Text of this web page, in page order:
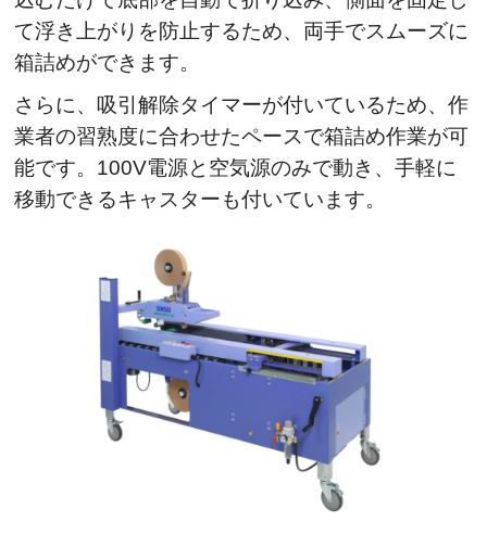
て浮き上がりを防止するため、両手でスムーズに
箱詰めができます。
さらに、吸引解除タイマーが付いているため、作
業者の習熟度に合わせたペースで箱詰め作業が可
能です。100V電源と空気源のみで動き、手軽に
移動できるキャスターも付いています。